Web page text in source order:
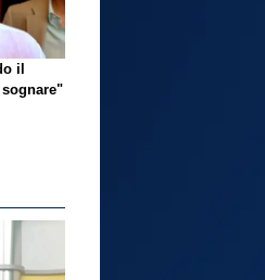
il